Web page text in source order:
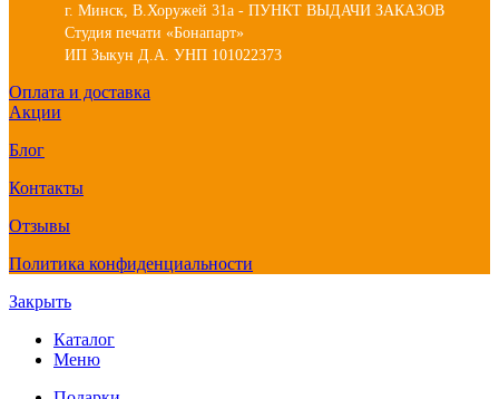
г. Минск, В.Хоружей 31а - ПУНКТ ВЫДАЧИ ЗАКАЗОВ
Студия печати «Бонапарт»
ИП Зыкун Д.А. УНП 101022373
Оплата и доставка
Акции
Блог
Контакты
Отзывы
Политика конфиденциальности
Закрыть
Каталог
Меню